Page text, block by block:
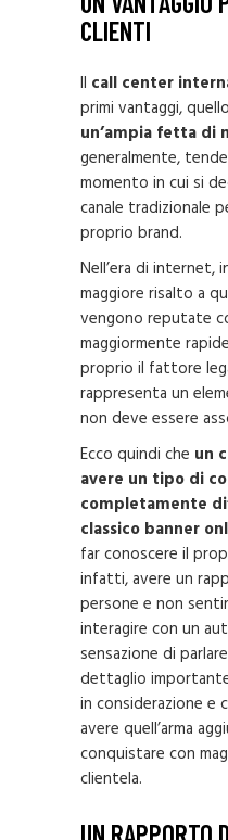
CLIENTI
Il call center
primi vantaggi,
un’ampia fetta di
generalmente,
momento in cui si
canale tradizionale
proprio brand.
Nell’era di internet,
maggiore risalto a
vengono reputate
maggiormente
proprio il fattore
rappresenta un
non deve essere
Ecco quindi che un
avere un tipo di
completamente
classico banner
far conoscere il
infatti, avere un
persone e non
interagire con un
sensazione di
dettaglio
in considerazione e
avere quell’arma
conquistare con
clientela.
UN RAPPORTO